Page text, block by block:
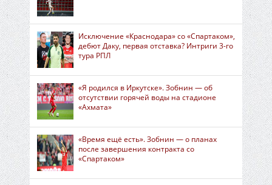
Исключение «Краснодара» со «Спартаком»,
дебют Даку, первая отставка? Интриги 3-го
тура РПЛ
«Я родился в Иркутске». Зобнин — об
отсутствии горячей воды на стадионе
«Ахмата»
«Время ещё есть». Зобнин — о планах
после завершения контракта со
«Спартаком»